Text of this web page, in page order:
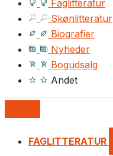
Faglitteratur
Skønlitteratur
Biografier
Nyheder
Bogudsalg
Andet
FAGLITTERATUR